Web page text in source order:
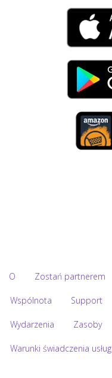
O Zostań partnerem
Wspólnota Support
Wydarzenia Zasoby
Warunki świadczenia usług